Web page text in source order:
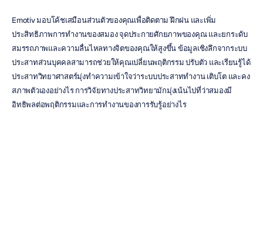
Emotiv มอบโค้ชเสมือนส่วนตัวของคุณเพื่อติดตาม ฝึกฝน และเพิ่ม
ประสิทธิภาพการทำงานของสมอง จุดประกายศักยภาพของคุณ และยกระดับ
สมรรถภาพและความลื่นไหลทางจิตของคุณให้สูงขึ้น ข้อมูลเชิงลึกจากระบบ
ประสาทส่วนบุคคลสามารถช่วยให้คุณเปลี่ยนพฤติกรรม ปรับตัว และเรียนรู้ได้
ประสาทวิทยาศาสตร์มุ่งทำความเข้าใจว่าระบบประสาททำงาน เติบโต และคง
สภาพตัวเองอย่างไร การวิจัยทางประสาทวิทยามักมุ่งเน้นไปที่ว่าสมองมี
อิทธิพลต่อพฤติกรรมและการทำงานของการรับรู้อย่างไร